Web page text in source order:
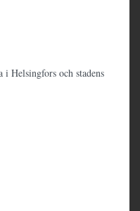
i Helsingfors och stadens